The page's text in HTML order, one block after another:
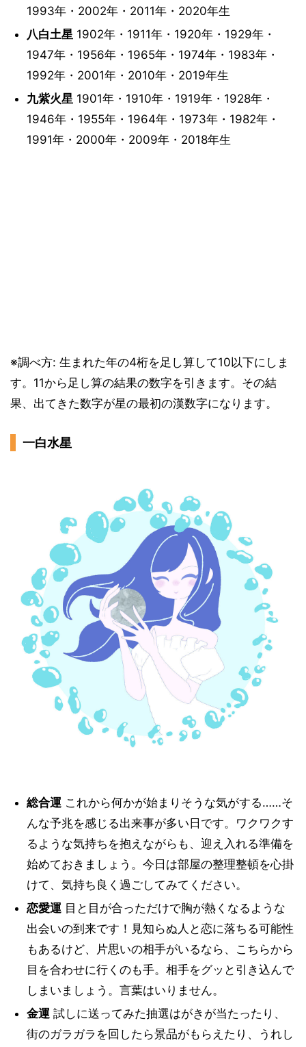
1993年・2002年・2011年・2020年生
八白土星1902年・1911年・1920年・1929年・
1947年・1956年・1965年・1974年・1983年・
1992年・2001年・2010年・2019年生
九紫火星1901年・1910年・1919年・1928年・
1946年・1955年・1964年・1973年・1982年・
1991年・2000年・2009年・2018年生
※調べ方: 生まれた年の4桁を足し算して10以下にしま
す。11から足し算の結果の数字を引きます。その結
果、出てきた数字が星の最初の漢数字になります。
一白水星
総合運これから何かが始まりそうな気がする……そ
んな予兆を感じる出来事が多い日です。ワクワクす
るような気持ちを抱えながらも、迎え入れる準備を
始めておきましょう。今日は部屋の整理整頓を心掛
けて、気持ち良く過ごしてみてください。
恋愛運目と目が合っただけで胸が熱くなるような
出会いの到来です！見知らぬ人と恋に落ちる可能性
もあるけど、片思いの相手がいるなら、こちらから
目を合わせに行くのも手。相手をグッと引き込んで
しまいましょう。言葉はいりません。
金運試しに送ってみた抽選はがきが当たったり、
街のガラガラを回したら景品がもらえたり、うれし